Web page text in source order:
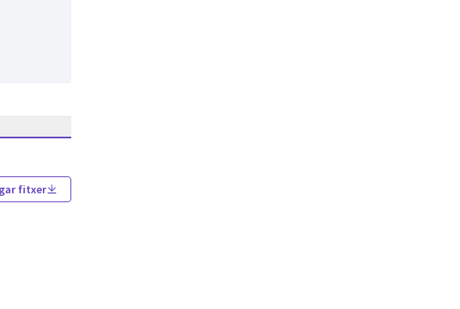
fitxer